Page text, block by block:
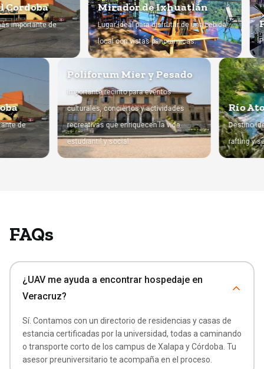
de
Mirador de Ixhuatlán
Lugar ideal para disfrutar de una bebida
local con vistas panorámicas.
de
Poliforum Mier y Pesado
Importante recinto para eventos
culturales, conciertos y actividades
recreativas que enriquecen la vida
estudiantil y social.
FAQs
¿UAV me ayuda a encontrar hospedaje en
Veracruz?
Sí. Contamos con un directorio de residencias y casas de
estancia certificadas por la universidad, todas a caminando
o transporte corto de los campus de Xalapa y Córdoba. Tu
asesor preuniversitario te acompaña en el proceso.